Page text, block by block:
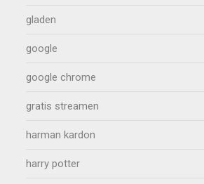
gladen
google
google chrome
gratis streamen
harman kardon
harry potter